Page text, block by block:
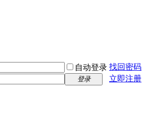
自动登录 找回密码
登录
立即注册